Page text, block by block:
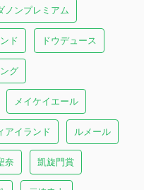
ノンプレミアム
ド ドウデュース
グ
メイケイエール
アイランド ルメール
奈 凱旋門賞